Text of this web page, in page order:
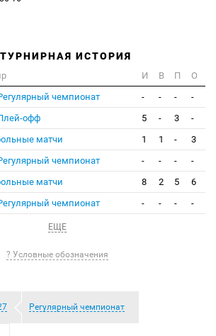
ИСТОРИЯ
И В П
О
чемпионат - - -
-
офф 5 - 3
-
матчи 1 1 -
3
чемпионат - - -
-
матчи 8 2 5
6
чемпионат - - - -
ЕЩЕ
? Условные обозначения
Регулярный чемпионат